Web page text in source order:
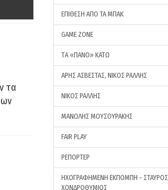
τα
ΕΠΙΘΕΣΗ ΑΠΟ ΤΑ ΜΠΑΚ
GAME ZONE
ΤA «ΠΑΝΟ» ΚΑΤΩ
ΑΡΗΣ ΑΣΒΕΣΤΑΣ, ΝΙΚΟΣ ΡΑΛΛΗΣ
ΝΙΚΟΣ ΡΑΛΛΗΣ
ΜΑΝΩΛΗΣ ΜΟΥΣΟΥΡΑΚΗΣ
FAIR PLAY
ΡΕΠΟΡΤΕΡ
ΗΧΟΓΡΑΦΗΜΕΝΗ ΕΚΠΟΜΠΗ - ΣΤΑΥΡΟΣ
ΧΟΝΔΡΟΘΥΜΙΟΣ